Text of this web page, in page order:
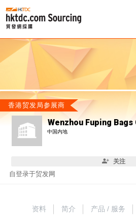
香港贸发局参展商
Wenzhou Fuping Bags
中国内地
关注
自登录于贸发网
资料 简介 产品 / 服务